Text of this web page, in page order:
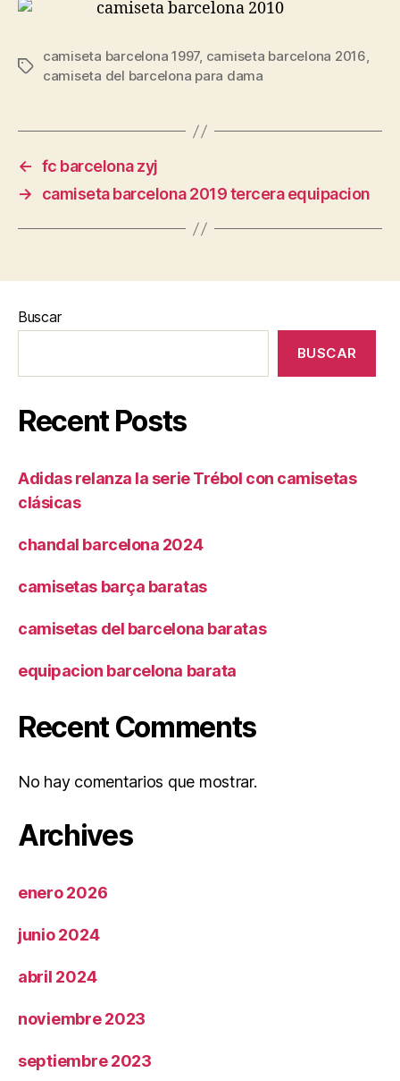
Etiquetas
camiseta barcelona 1997, camiseta barcelona 2016,
camiseta del barcelona para dama
← fc barcelona zyj
→
camiseta barcelona 2019 tercera equipacion
Buscar
BUSCAR
Recent Posts
Adidas relanza la serie Trébol con camisetas
clásicas
chandal barcelona 2024
camisetas barça baratas
camisetas del barcelona baratas
equipacion barcelona barata
Recent Comments
No hay comentarios que mostrar.
Archives
enero 2026
junio 2024
abril 2024
noviembre 2023
septiembre 2023